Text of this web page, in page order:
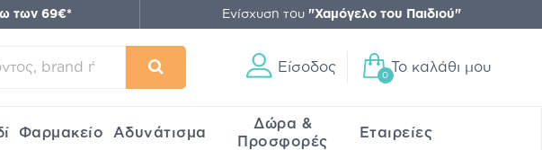
των 69€* Ενίσχυση του "Χαμόγελο του Παιδιού"
Είσοδος
0
Το καλάθι μου
Φαρμακείο Αδυνάτισμα
Δώρα &
Προσφορές
Εταιρείες